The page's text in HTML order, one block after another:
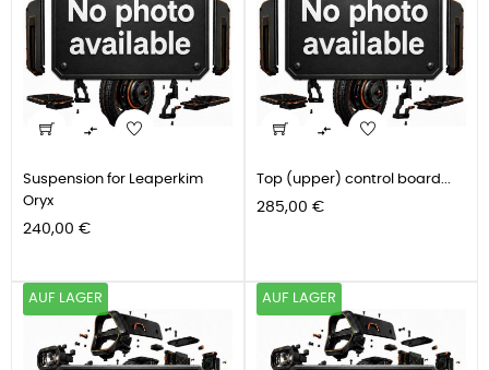

Suspension for Leaperkim
Oryx
Preis
240,00 €

Top (upper) control board...
Preis
285,00 €
AUF LAGER AUF LAGER